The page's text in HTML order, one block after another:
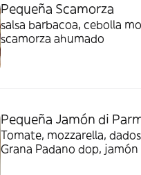
Pequeña Scamorza
salsa barbacoa, cebolla
scamorza ahumado
Pequeña Jamón di
Tomate, mozzarella,
Grana Padano dop,